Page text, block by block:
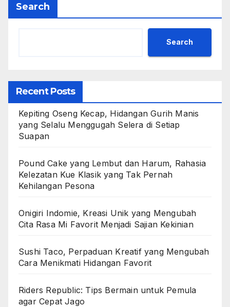
Search
Search
Recent Posts
Kepiting Oseng Kecap, Hidangan Gurih Manis
yang Selalu Menggugah Selera di Setiap
Suapan
Pound Cake yang Lembut dan Harum, Rahasia
Kelezatan Kue Klasik yang Tak Pernah
Kehilangan Pesona
Onigiri Indomie, Kreasi Unik yang Mengubah
Cita Rasa Mi Favorit Menjadi Sajian Kekinian
Sushi Taco, Perpaduan Kreatif yang Mengubah
Cara Menikmati Hidangan Favorit
Riders Republic: Tips Bermain untuk Pemula
agar Cepat Jago